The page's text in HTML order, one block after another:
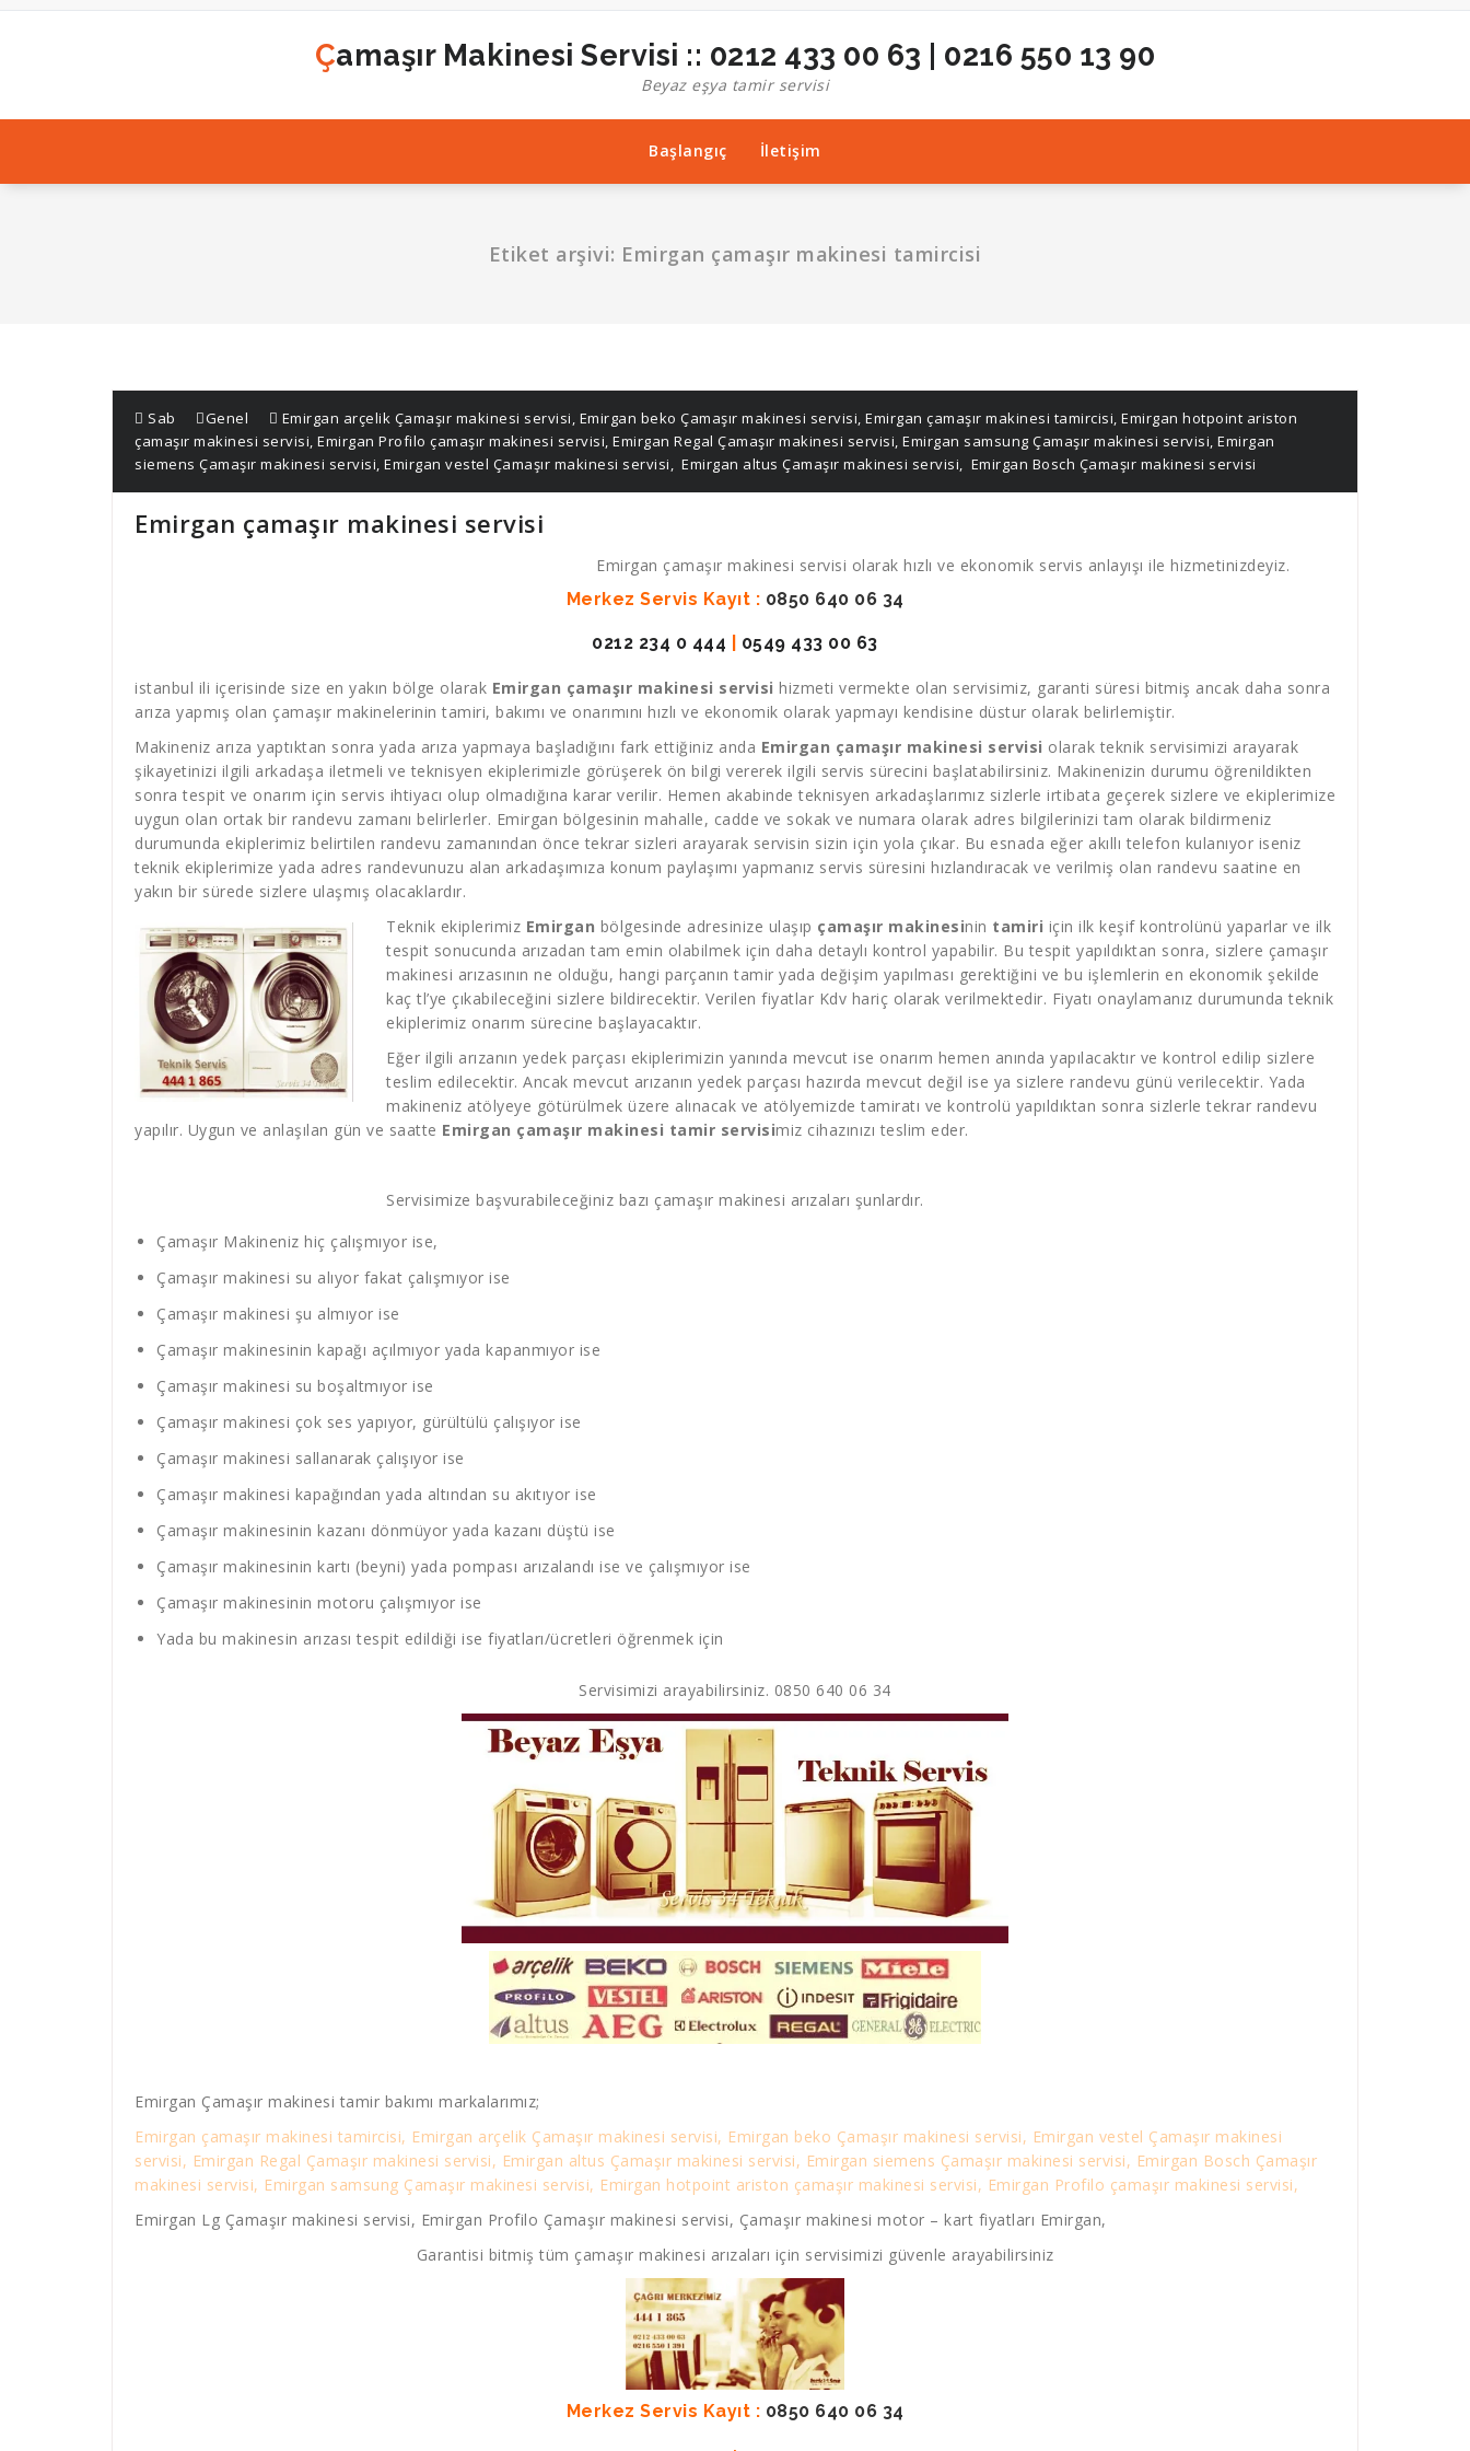
İçeriğe
Çamaşır Makinesi Servisi :: 0212 433 00 63 | 0216 550 13 90
Beyaz eşya tamir servisi
Başlangıç İletişim
Etiket arşivi: Emirgan çamaşır makinesi tamircisi
Sab Genel Emirgan arçelik Çamaşır makinesi servisi, Emirgan beko Çamaşır makinesi servisi, Emirgan çamaşır makinesi tamircisi, Emirgan hotpoint ariston
çamaşır makinesi servisi, Emirgan Profilo çamaşır makinesi servisi, Emirgan Regal Çamaşır makinesi servisi, Emirgan samsung Çamaşır makinesi servisi, Emirgan
siemens Çamaşır makinesi servisi, Emirgan vestel Çamaşır makinesi servisi, Emirgan altus Çamaşır makinesi servisi, Emirgan Bosch Çamaşır makinesi servisi
Emirgan çamaşır makinesi servisi
Emirgan çamaşır makinesi servisi olarak hızlı ve ekonomik servis anlayışı ile hizmetinizdeyiz.
Merkez Servis Kayıt : 0850 640 06 34
0212 234 0 444 0549 433 00 63
istanbul ili içerisinde size en yakın bölge olarak Emirgan çamaşır makinesi servisi hizmeti vermekte olan servisimiz, garanti süresi bitmiş ancak daha sonra
arıza yapmış olan çamaşır makinelerinin tamiri, bakımı ve onarımını hızlı ve ekonomik olarak yapmayı kendisine düstur olarak belirlemiştir.
Makineniz arıza yaptıktan sonra yada arıza yapmaya başladığını fark ettiğiniz anda Emirgan çamaşır makinesi servisi olarak teknik servisimizi arayarak
şikayetinizi ilgili arkadaşa iletmeli ve teknisyen ekiplerimizle görüşerek ön bilgi vererek ilgili servis sürecini başlatabilirsiniz. Makinenizin durumu öğrenildikten
sonra tespit ve onarım için servis ihtiyacı olup olmadığına karar verilir. Hemen akabinde teknisyen arkadaşlarımız sizlerle irtibata geçerek sizlere ve ekiplerimize
uygun olan ortak bir randevu zamanı belirlerler. Emirgan bölgesinin mahalle, cadde ve sokak ve numara olarak adres bilgilerinizi tam olarak bildirmeniz
durumunda ekiplerimiz belirtilen randevu zamanından önce tekrar sizleri arayarak servisin sizin için yola çıkar. Bu esnada eğer akıllı telefon kulanıyor iseniz
teknik ekiplerimize yada adres randevunuzu alan arkadaşımıza konum paylaşımı yapmanız servis süresini hızlandıracak ve verilmiş olan randevu saatine en
yakın bir sürede sizlere ulaşmış olacaklardır.
Teknik ekiplerimiz Emirgan bölgesinde adresinize ulaşıp çamaşır makinesinin tamiri için ilk keşif kontrolünü yaparlar ve ilk
tespit sonucunda arızadan tam emin olabilmek için daha detaylı kontrol yapabilir. Bu tespit yapıldıktan sonra, sizlere çamaşır
makinesi arızasının ne olduğu, hangi parçanın tamir yada değişim yapılması gerektiğini ve bu işlemlerin en ekonomik şekilde
kaç tl’ye çıkabileceğini sizlere bildirecektir. Verilen fiyatlar Kdv hariç olarak verilmektedir. Fiyatı onaylamanız durumunda teknik
ekiplerimiz onarım sürecine başlayacaktır.
Eğer ilgili arızanın yedek parçası ekiplerimizin yanında mevcut ise onarım hemen anında yapılacaktır ve kontrol edilip sizlere
teslim edilecektir. Ancak mevcut arızanın yedek parçası hazırda mevcut değil ise ya sizlere randevu günü verilecektir. Yada
makineniz atölyeye götürülmek üzere alınacak ve atölyemizde tamiratı ve kontrolü yapıldıktan sonra sizlerle tekrar randevu
yapılır. Uygun ve anlaşılan gün ve saatte Emirgan çamaşır makinesi tamir servisimiz cihazınızı teslim eder.
Servisimize başvurabileceğiniz bazı çamaşır makinesi arızaları şunlardır.
Çamaşır Makineniz hiç çalışmıyor ise,
Çamaşır makinesi su alıyor fakat çalışmıyor ise
Çamaşır makinesi şu almıyor ise
Çamaşır makinesinin kapağı açılmıyor yada kapanmıyor ise
Çamaşır makinesi su boşaltmıyor ise
Çamaşır makinesi çok ses yapıyor, gürültülü çalışıyor ise
Çamaşır makinesi sallanarak çalışıyor ise
Çamaşır makinesi kapağından yada altından su akıtıyor ise
Çamaşır makinesinin kazanı dönmüyor yada kazanı düştü ise
Çamaşır makinesinin kartı (beyni) yada pompası arızalandı ise ve çalışmıyor ise
Çamaşır makinesinin motoru çalışmıyor ise
Yada bu makinesin arızası tespit edildiği ise fiyatları/ücretleri öğrenmek için
Servisimizi arayabilirsiniz. 0850 640 06 34
Emirgan Çamaşır makinesi tamir bakımı markalarımız;
Emirgan çamaşır makinesi tamircisi, Emirgan arçelik Çamaşır makinesi servisi, Emirgan beko Çamaşır makinesi servisi, Emirgan vestel Çamaşır makinesi
servisi, Emirgan Regal Çamaşır makinesi servisi, Emirgan altus Çamaşır makinesi servisi, Emirgan siemens Çamaşır makinesi servisi, Emirgan Bosch Çamaşır
makinesi servisi, Emirgan samsung Çamaşır makinesi servisi, Emirgan hotpoint ariston çamaşır makinesi servisi, Emirgan Profilo çamaşır makinesi servisi,
Emirgan Lg Çamaşır makinesi servisi, Emirgan Profilo Çamaşır makinesi servisi, Çamaşır makinesi motor – kart fiyatları Emirgan,
Garantisi bitmiş tüm çamaşır makinesi arızaları için servisimizi güvenle arayabilirsiniz
Merkez Servis Kayıt : 0850 640 06 34